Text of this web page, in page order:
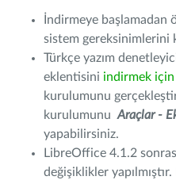
İndirmeye başlamadan
sistem gereksinimlerini
Türkçe yazım
eklentisini indirmek için
kurulumunu
kurulumunu Araçlar -
yapabilirsiniz.
LibreOffice 4.1.2
değişiklikler